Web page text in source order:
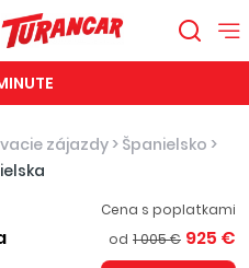
zájazdy > Španielsko >
Cena s poplatkami
od 1 005 € 925 €